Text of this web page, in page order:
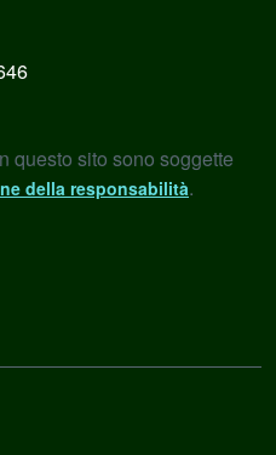
questo sito sono soggette
della responsabilità.